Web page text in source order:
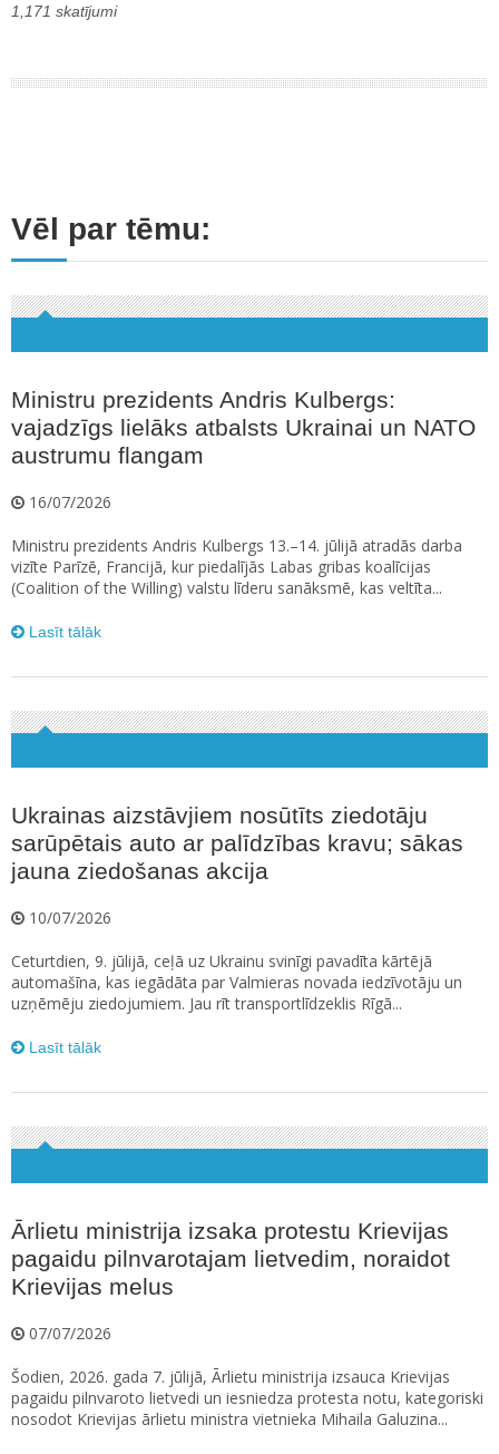
1,171 skatījumi
Vēl par tēmu:
Ministru prezidents Andris Kulbergs:
vajadzīgs lielāks atbalsts Ukrainai un NATO
austrumu flangam
16/07/2026
Ministru prezidents Andris Kulbergs 13.–14. jūlijā atradās darba
vizīte Parīzē, Francijā, kur piedalījās Labas gribas koalīcijas
(Coalition of the Willing) valstu līderu sanāksmē, kas veltīta...
Lasīt tālāk
Ukrainas aizstāvjiem nosūtīts ziedotāju
sarūpētais auto ar palīdzības kravu; sākas
jauna ziedošanas akcija
10/07/2026
Ceturtdien, 9. jūlijā, ceļā uz Ukrainu svinīgi pavadīta kārtējā
automašīna, kas iegādāta par Valmieras novada iedzīvotāju un
uzņēmēju ziedojumiem. Jau rīt transportlīdzeklis Rīgā...
Lasīt tālāk
Ārlietu ministrija izsaka protestu Krievijas
pagaidu pilnvarotajam lietvedim, noraidot
Krievijas melus
07/07/2026
Šodien, 2026. gada 7. jūlijā, Ārlietu ministrija izsauca Krievijas
pagaidu pilnvaroto lietvedi un iesniedza protesta notu, kategoriski
nosodot Krievijas ārlietu ministra vietnieka Mihaila Galuzina...